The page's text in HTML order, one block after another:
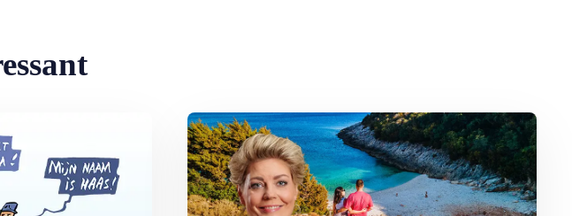
Let op de spelling! Lees meer over Huurauto op vakantie? Let op uw verzekering!